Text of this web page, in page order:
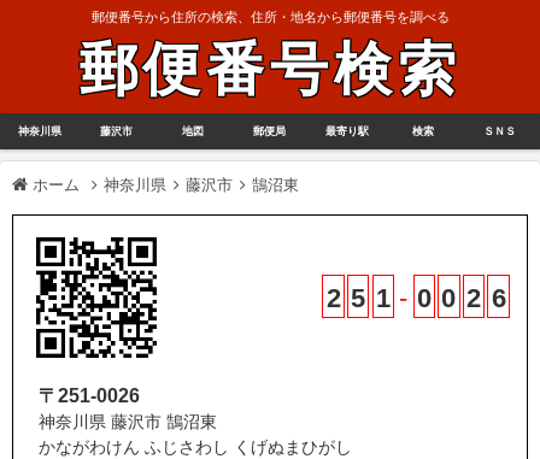
郵便番号から住所の検索、住所・地名から郵便番号を調べる
郵便番号検索
神奈川県 藤沢市 地図 郵便局 最寄り駅 検索 ＳＮＳ
ホーム 神奈川県 藤沢市 鵠沼東
2 5 1 - 0 0 2 6
〒251-0026
神奈川県 藤沢市 鵠沼東
かながわけん ふじさわし くげぬまひがし